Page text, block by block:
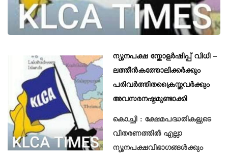
ന്യൂനപക്ഷ സ്കോളര്‍ഷിപ്പ് വിധി –
ലത്തീന്‍കത്തോലിക്കര്‍ക്കും
പരിവര്‍ത്തിതക്രൈസ്തവര്‍ക്കും
അവസരനഷ്ടമുണ്ടാക്കി
കൊച്ചി : ക്ഷേമപദ്ധതികളുടെ
വിതരണത്തില്‍ എല്ലാ
ന്യൂനപക്ഷവിഭാഗങ്ങള്‍ക്കും